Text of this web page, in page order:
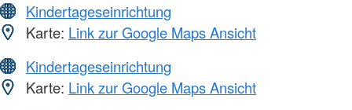
Kindertageseinrichtung
Karte: Link zur Google Maps Ansicht
Kindertageseinrichtung
Karte: Link zur Google Maps Ansicht